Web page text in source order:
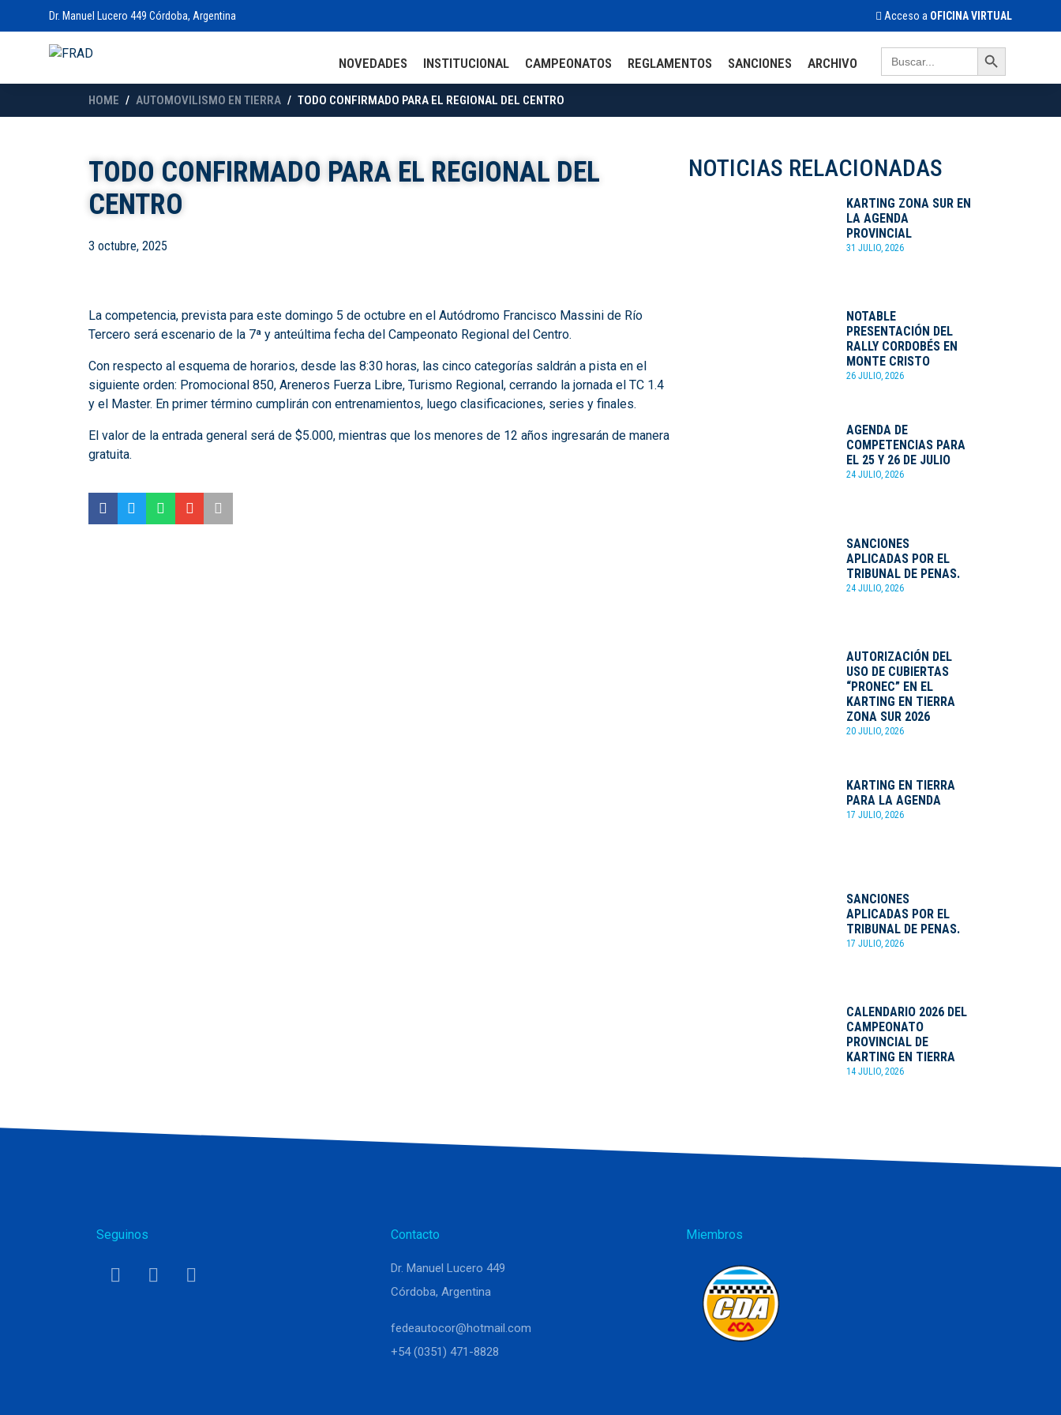
Dr. Manuel Lucero 449 Córdoba, Argentina Acceso a OFICINA VIRTUAL
NOVEDADES INSTITUCIONAL CAMPEONATOS REGLAMENTOS SANCIONES ARCHIVO
Search
for:
Search Button
HOME AUTOMOVILISMO EN TIERRA TODO CONFIRMADO PARA EL REGIONAL DEL CENTRO
TODO CONFIRMADO PARA EL REGIONAL DEL
CENTRO
3 octubre, 2025
La competencia, prevista para este domingo 5 de octubre en el Autódromo Francisco Massini de Río
Tercero será escenario de la 7ª y anteúltima fecha del Campeonato Regional del Centro.
Con respecto al esquema de horarios, desde las 8:30 horas, las cinco categorías saldrán a pista en el
siguiente orden: Promocional 850, Areneros Fuerza Libre, Turismo Regional, cerrando la jornada el TC 1.4
y el Master. En primer término cumplirán con entrenamientos, luego clasificaciones, series y finales.
El valor de la entrada general será de $5.000, mientras que los menores de 12 años ingresarán de manera
gratuita.
NOTICIAS RELACIONADAS
KARTING ZONA SUR EN
LA AGENDA
PROVINCIAL
31 JULIO, 2026
NOTABLE
PRESENTACIÓN DEL
RALLY CORDOBÉS EN
MONTE CRISTO
26 JULIO, 2026
AGENDA DE
COMPETENCIAS PARA
EL 25 Y 26 DE JULIO
24 JULIO, 2026
SANCIONES
APLICADAS POR EL
TRIBUNAL DE PENAS.
24 JULIO, 2026
AUTORIZACIÓN DEL
USO DE CUBIERTAS
“PRONEC” EN EL
KARTING EN TIERRA
ZONA SUR 2026
20 JULIO, 2026
KARTING EN TIERRA
PARA LA AGENDA
17 JULIO, 2026
SANCIONES
APLICADAS POR EL
TRIBUNAL DE PENAS.
17 JULIO, 2026
CALENDARIO 2026 DEL
CAMPEONATO
PROVINCIAL DE
KARTING EN TIERRA
14 JULIO, 2026
Seguinos Contacto
Dr. Manuel Lucero 449
Córdoba, Argentina
fedeautocor@hotmail.com
+54 (0351) 471-8828
Miembros